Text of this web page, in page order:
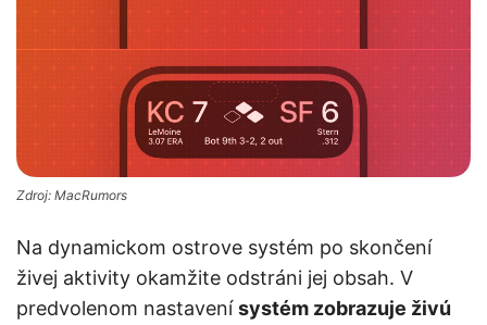
Zdroj: MacRumors
Na dynamickom ostrove systém po skončení
živej aktivity okamžite odstráni jej obsah. V
predvolenom nastavenísystém zobrazuje živú